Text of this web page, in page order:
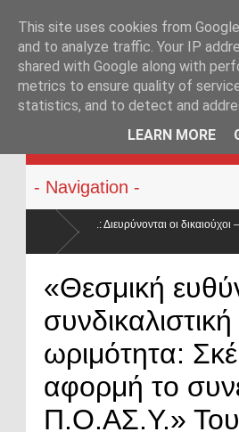
– Τι
ο νόμος
«Θεσμική
συνδικαλιστική
ωριμότητα:
αφορμή το
Π.Ο.ΑΣ.Υ.» Του
This site uses cookies from
and to analyze traffic. Your IP
shared with Google along with
metrics to ensure quality of
statistics, and to detect and
LEARN MORE